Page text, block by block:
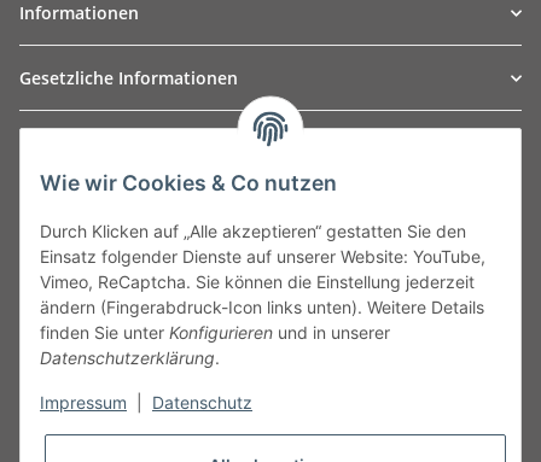
Informationen
Gesetzliche Informationen
Leibnizstraße 2a
Germany
Phone:+49 40 5287270
Fax:+49 40 5281050
Email:sales@tow-automotive.de
Wie wir Cookies & Co nutzen
Durch Klicken auf „Alle akzeptieren“ gestatten Sie den
Einsatz folgender Dienste auf unserer Website: YouTube,
Vimeo, ReCaptcha. Sie können die Einstellung jederzeit
ändern (Fingerabdruck-Icon links unten). Weitere Details
finden Sie unter Konfigurieren und in unserer
Datenschutzerklärung.
Impressum Datenschutz